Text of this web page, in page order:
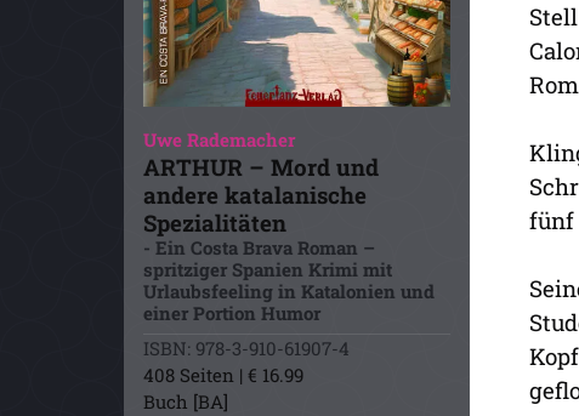
Uwe Rademacher
ARTHUR – Mord und
andere katalanische
Spezialitäten
- Ein Costa Brava Roman –
spritziger Spanien Krimi mit
Urlaubsfeeling in Katalonien und
einer Portion Humor
ISBN: 978-3-910-61907-4
408 Seiten | € 16.99
Buch [BA]
fünf